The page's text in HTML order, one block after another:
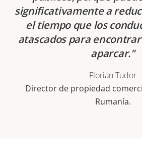
significativamente a
el tiempo que los
atascados para
aparcar.
Florian Tudor
Director de propiedad
Rumanía.